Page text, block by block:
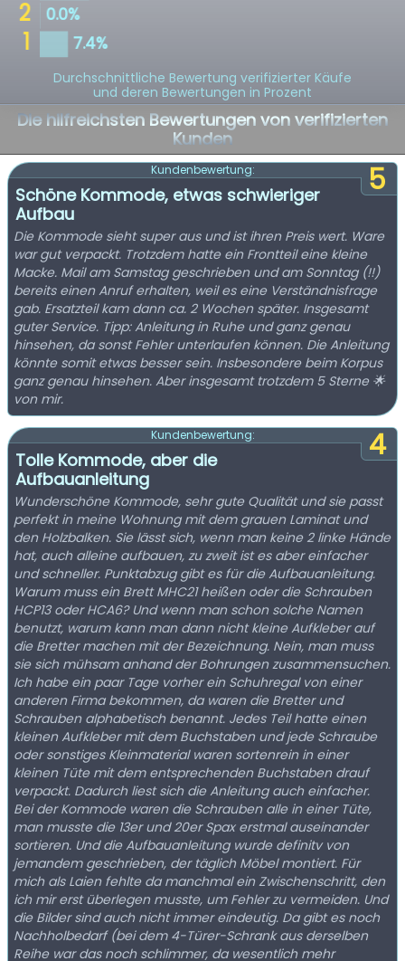
Durchschnittliche Bewertung verifizierter Käufe
und deren Bewertungen in Prozent
Die hilfreichsten Bewertungen von verifizierten
Kunden
5
Kundenbewertung:
Schöne Kommode, etwas schwieriger
Aufbau
Die Kommode sieht super aus und ist ihren Preis wert. Ware
war gut verpackt. Trotzdem hatte ein Frontteil eine kleine
Macke. Mail am Samstag geschrieben und am Sonntag (!!)
bereits einen Anruf erhalten, weil es eine Verständnisfrage
gab. Ersatzteil kam dann ca. 2 Wochen später. Insgesamt
guter Service. Tipp: Anleitung in Ruhe und ganz genau
hinsehen, da sonst Fehler unterlaufen können. Die Anleitung
könnte somit etwas besser sein. Insbesondere beim Korpus
ganz genau hinsehen. Aber insgesamt trotzdem 5 Sterne 🌟
von mir.
4
Kundenbewertung:
Tolle Kommode, aber die
Aufbauanleitung
Wunderschöne Kommode, sehr gute Qualität und sie passt
perfekt in meine Wohnung mit dem grauen Laminat und
den Holzbalken. Sie lässt sich, wenn man keine 2 linke Hände
hat, auch alleine aufbauen, zu zweit ist es aber einfacher
und schneller. Punktabzug gibt es für die Aufbauanleitung.
Warum muss ein Brett MHC21 heißen oder die Schrauben
HCP13 oder HCA6? Und wenn man schon solche Namen
benutzt, warum kann man dann nicht kleine Aufkleber auf
die Bretter machen mit der Bezeichnung. Nein, man muss
sie sich mühsam anhand der Bohrungen zusammensuchen.
Ich habe ein paar Tage vorher ein Schuhregal von einer
anderen Firma bekommen, da waren die Bretter und
Schrauben alphabetisch benannt. Jedes Teil hatte einen
kleinen Aufkleber mit dem Buchstaben und jede Schraube
oder sonstiges Kleinmaterial waren sortenrein in einer
kleinen Tüte mit dem entsprechenden Buchstaben drauf
verpackt. Dadurch liest sich die Anleitung auch einfacher.
Bei der Kommode waren die Schrauben alle in einer Tüte,
man musste die 13er und 20er Spax erstmal auseinander
sortieren. Und die Aufbauanleitung wurde definitv von
jemandem geschrieben, der täglich Möbel montiert. Für
mich als Laien fehlte da manchmal ein Zwischenschritt, den
ich mir erst überlegen musste, um Fehler zu vermeiden. Und
die Bilder sind auch nicht immer eindeutig. Da gibt es noch
Nachholbedarf (bei dem 4-Türer-Schrank aus derselben
Reihe war das noch schlimmer, da wesentlich mehr